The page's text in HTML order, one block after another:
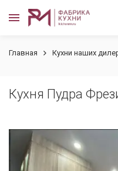
Главная Кухни наших
Кухня Пудра